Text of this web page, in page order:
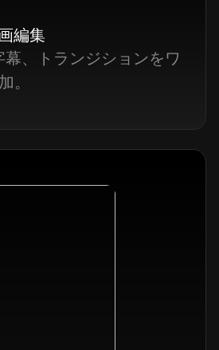
編集
、トランジションをワ
。